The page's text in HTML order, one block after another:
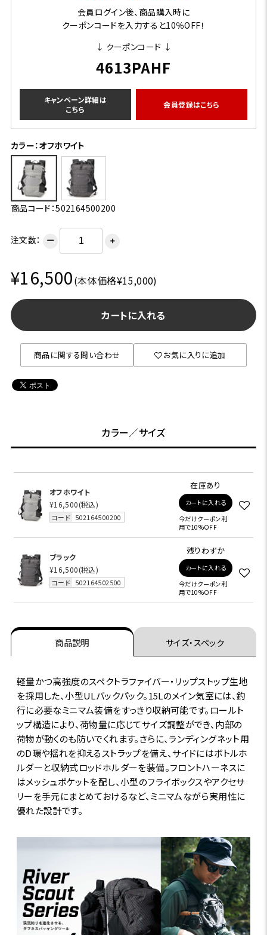
会員ログイン後、商品購入時に
クーポンコードを入力すると10％OFF！
↓ クーポンコード ↓
4613PAHF
キャンペーン詳細は
こちら
会員登録はこちら
カラー：オフホワイト
商品コード：502164500200
注文数： ー ＋
¥16,500(本体価格¥15,000)
カートに入れる
商品に関する問い合わせ お気に入りに追加
カラー／サイズ
オフホワイト
¥16,500(税込)
コード 502164500200
在庫あり
カートに入れる
今だけクーポン利
用で10%OFF
ブラック
¥16,500(税込)
コード 502164502500
残りわずか
カートに入れる
今だけクーポン利
用で10%OFF
商品説明 サイズ・スペック
軽量かつ高強度のスペクトラファイバー・リップストップ生地
を採用した、小型ULバックパック。15Lのメイン気室には、釣
行に必要なミニマム装備をすっきり収納可能です。ロールト
ップ構造により、荷物量に応じてサイズ調整ができ、内部の
荷物が動くのも防いでくれます。さらに、ランディングネット用
のD環や揺れを抑えるストラップを備え、サイドにはボトルホ
ルダーと収納式ロッドホルダーを装備。フロントハーネスに
はメッシュポケットを配し、小型のフライボックスやアクセサ
リーを手元にまとめておけるなど、ミニマムながら実用性に
優れた設計です。